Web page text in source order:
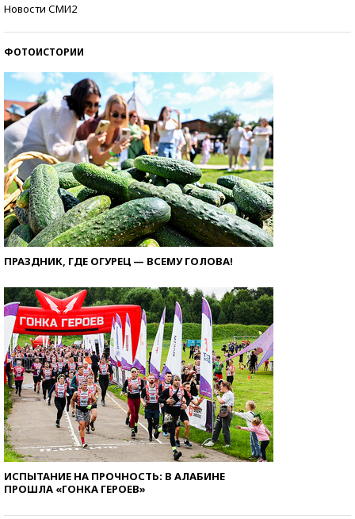
Новости СМИ2
ФОТОИСТОРИИ
ПРАЗДНИК, ГДЕ ОГУРЕЦ — ВСЕМУ ГОЛОВА!
ИСПЫТАНИЕ НА ПРОЧНОСТЬ: В АЛАБИНЕ
ПРОШЛА «ГОНКА ГЕРОЕВ»